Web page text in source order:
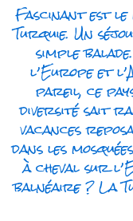
Fascinant est
Turquie. Un
simple
l’Europe et
pareil, ce
diversité sait
vacances
dans les
à cheval sur
balnéaire ? La